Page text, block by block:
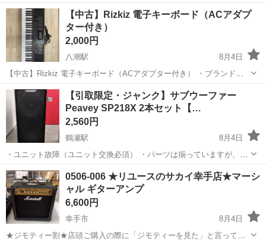
ます。 動作確認済みで、問題なく演奏できます。 【セット内容】 ・
Roland TD-1KV 本体 ・Rolandスピーカー ・ド...
埼玉 川口市 東川口駅 電子楽器
【中古】Rizkiz 電子キーボード（ACアダプ
ター付き）
2,000円
八潮駅
8月4日
【中古】Rizkiz 電子キーボード（ACアダプター付き） ・ブランド：
Rizkiz（リズキズ） ・状態：目立った傷や汚れなし（全鍵盤・動作確
認済み） ・付属品：本体、ACアダプター 350種類の音色やリズム...
埼玉 八潮市 八潮駅 鍵盤楽器、ピアノ ACアダプター
【引取限定・ジャンク】サブウーファー
Peavey SP218X 2本セット【…
2,560円
鶴瀬駅
8月4日
・ユニット故障（ユニット交換必須） ・パーツは揃っていますが、バ
ラけています。 ・保証なしのジャンク品となります。 ご自身で修理で
きる方向けの出品となります。 車1台分の駐車スペースがありますの
で、お車での引取をオススメし...
埼玉 富士見市 エフェクター、PA機器 Peavey
0506-006 ★リユースのサカイ幸手店★マーシ
ャル ギターアンプ
6,600円
幸手市
8月4日
★ジモティー割★店頭ご購入の際に「ジモティーを見た」と言ってい